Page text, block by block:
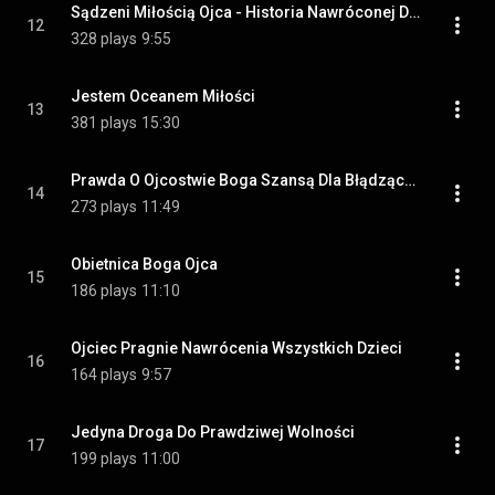
12
Sądzeni Miłością Ojca - Historia Nawróconej Duszy
328 plays 9:55
13
Jestem Oceanem Miłości
381 plays 15:30
14
Prawda O Ojcostwie Boga Szansą Dla Błądzących
273 plays 11:49
15
Obietnica Boga Ojca
186 plays 11:10
16
Ojciec Pragnie Nawrócenia Wszystkich Dzieci
164 plays 9:57
17
Jedyna Droga Do Prawdziwej Wolności
199 plays 11:00